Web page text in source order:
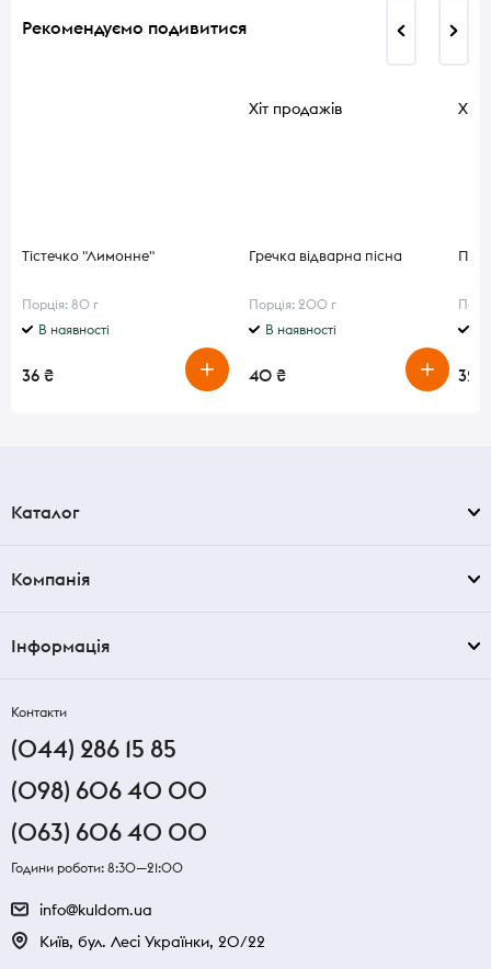
Рекомендуємо подивитися
Тістечко "Лимонне"
Порція: 80 г
В наявності
36 ₴
Хіт продажів
Гречка відварна пісна
Порція: 200 г
В наявності
40 ₴
Хіт
Каталог
Компанія
Інформація
Контакти
(044) 286 15 85
(098) 606 40 00
(063) 606 40 00
Години роботи: 8:30—21:00
info@kuldom.ua
Київ, бул. Лесі Українки, 20/22